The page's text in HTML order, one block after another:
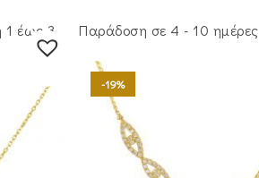
έως 3
Παράδοση σε 4 - 10 ημέρες
-19%